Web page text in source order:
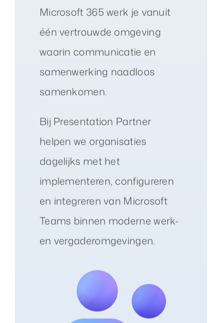
Microsoft 365 werk je vanuit
één vertrouwde omgeving
waarin communicatie en
samenwerking naadloos
samenkomen.
Bij Presentation Partner
helpen we organisaties
dagelijks met het
implementeren, configureren
en integreren van Microsoft
Teams binnen moderne werk-
en vergaderomgevingen.